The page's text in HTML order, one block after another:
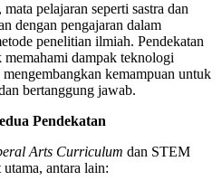
pelajaran seperti sastra dan
dengan pengajaran dalam
penelitian ilmiah. Pendekatan
dampak teknologi
kemampuan untuk
bertanggung jawab.
Pendekatan
Arts Curriculum dan STEM
antara lain: